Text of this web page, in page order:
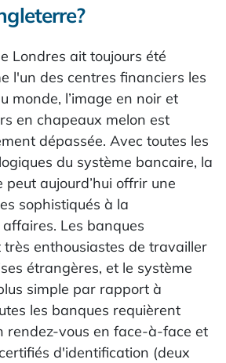
Londres ait toujours été
l'un des centres financiers les
monde, l’image en noir et
en chapeaux melon est
dépassée. Avec toutes les
du système bancaire, la
aujourd’hui offrir une
sophistiqués à la
Les banques
enthousiastes de travailler
étrangères, et le système
simple par rapport à
les banques requièrent
rendez-vous en face-à-face et
d'identification (deux